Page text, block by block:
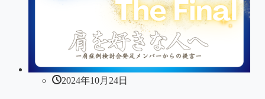
2024年10月24日